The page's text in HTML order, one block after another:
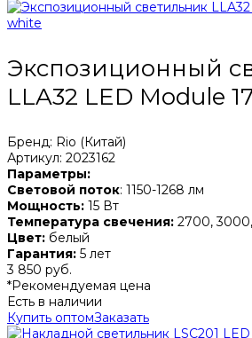
Экспозиционный
LLA32 LED Module
Бренд: Rio (Китай)
Артикул: 2023162
Параметры:
Световой поток: 1150-1268 лм
Мощность: 15 Вт
Температура свечения: 2700,
Цвет: белый
Гарантия: 5 лет
3 850 руб.
*Рекомендуемая цена
Есть в наличии
Купить оптомЗаказать